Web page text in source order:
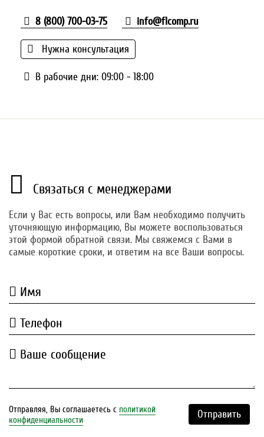
8 (800) 700-03-75 info@flcomp.ru
Нужна консультация
В рабочие дни: 09:00 - 18:00
Связаться с менеджерами
Если у Вас есть вопросы, или Вам необходимо получить
уточняющую информацию, Вы можете воспользоваться
этой формой обратной связи. Мы свяжемся с Вами в
самые короткие сроки, и ответим на все Ваши вопросы.
Имя
Телефон
Ваше сообщение
Отправляя, Вы соглашаетесь с политикой
конфиденциальности
Отправить